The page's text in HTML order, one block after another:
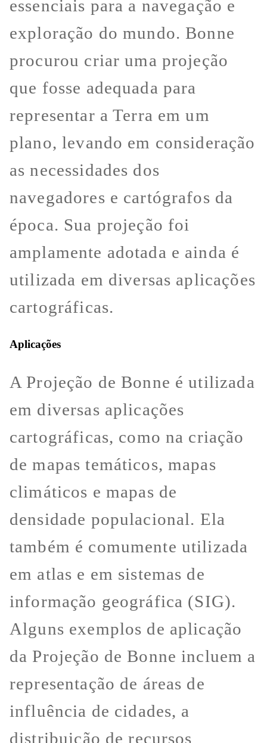
essenciais para a navegação e
exploração do mundo. Bonne
procurou criar uma projeção
que fosse adequada para
representar a Terra em um
plano, levando em consideração
as necessidades dos
navegadores e cartógrafos da
época. Sua projeção foi
amplamente adotada e ainda é
utilizada em diversas aplicações
cartográficas.
Aplicações
A Projeção de Bonne é utilizada
em diversas aplicações
cartográficas, como na criação
de mapas temáticos, mapas
climáticos e mapas de
densidade populacional. Ela
também é comumente utilizada
em atlas e em sistemas de
informação geográfica (SIG).
Alguns exemplos de aplicação
da Projeção de Bonne incluem a
representação de áreas de
influência de cidades, a
distribuição de recursos